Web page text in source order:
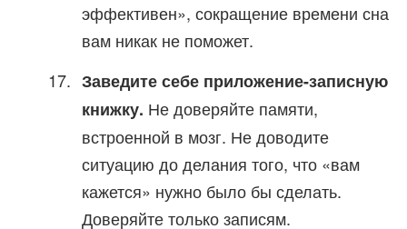
эффективен», сокращение времени сна
вам никак не поможет.
Заведите себе приложение-записную
книжку. Не доверяйте памяти,
встроенной в мозг. Не доводите
ситуацию до делания того, что «вам
кажется» нужно было бы сделать.
Доверяйте только записям.